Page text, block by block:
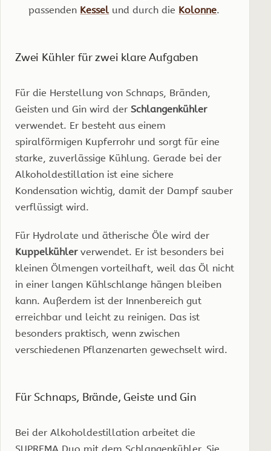
passenden Kessel und durch die Kolonne.
Zwei Kühler für zwei klare Aufgaben
Für die Herstellung von Schnaps, Bränden,
Geisten und Gin wird der Schlangenkühler
verwendet. Er besteht aus einem
spiralförmigen Kupferrohr und sorgt für eine
starke, zuverlässige Kühlung. Gerade bei der
Alkoholdestillation ist eine sichere
Kondensation wichtig, damit der Dampf sauber
verflüssigt wird.
Für Hydrolate und ätherische Öle wird der
Kuppelkühlerverwendet. Er ist besonders bei
kleinen Ölmengen vorteilhaft, weil das Öl nicht
in einer langen Kühlschlange hängen bleiben
kann. Außerdem ist der Innenbereich gut
erreichbar und leicht zu reinigen. Das ist
besonders praktisch, wenn zwischen
verschiedenen Pflanzenarten gewechselt wird.
Für Schnaps, Brände, Geiste und Gin
Bei der Alkoholdestillation arbeitet die
SUPREMA Duo mit dem Schlangenkühler. Sie